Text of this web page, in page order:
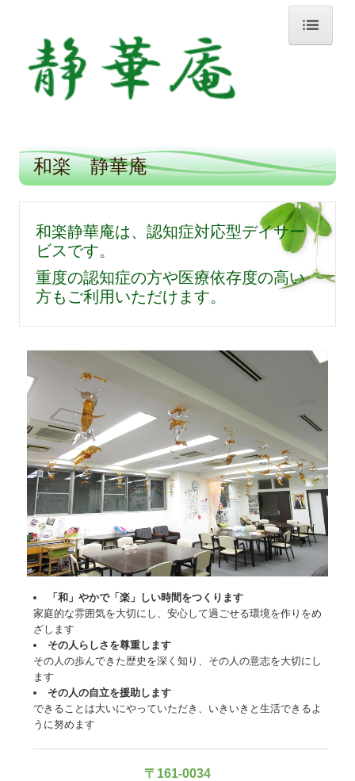
ホーム
小規模多機能ホーム静華庵
ギャラリー
グループホーム静華庵
1日の過ごし方
ギャラリー
神楽坂 静華庵
ギャラリー
和楽 静華庵
1日の過ごし方
ギャラリー
花実 静華庵
1日の過ごし方
資料ダウンロード
運営会社
問い合わせフォーム
和楽 静華庵
和楽静華庵は、認知症対応型デイサー
ビスです。
重度の認知症の方や医療依存度の高い
方もご利用いただけます。
「和」やかで「楽」しい時間をつくります
家庭的な雰囲気を大切にし、安心して過ごせる環境を作りをめ
ざします
その人らしさを尊重します
その人の歩んできた歴史を深く知り、その人の意志を大切にし
ます
その人の自立を援助します
できることは大いにやっていただき、いきいきと生活できるよ
うに努めます
〒161-0034